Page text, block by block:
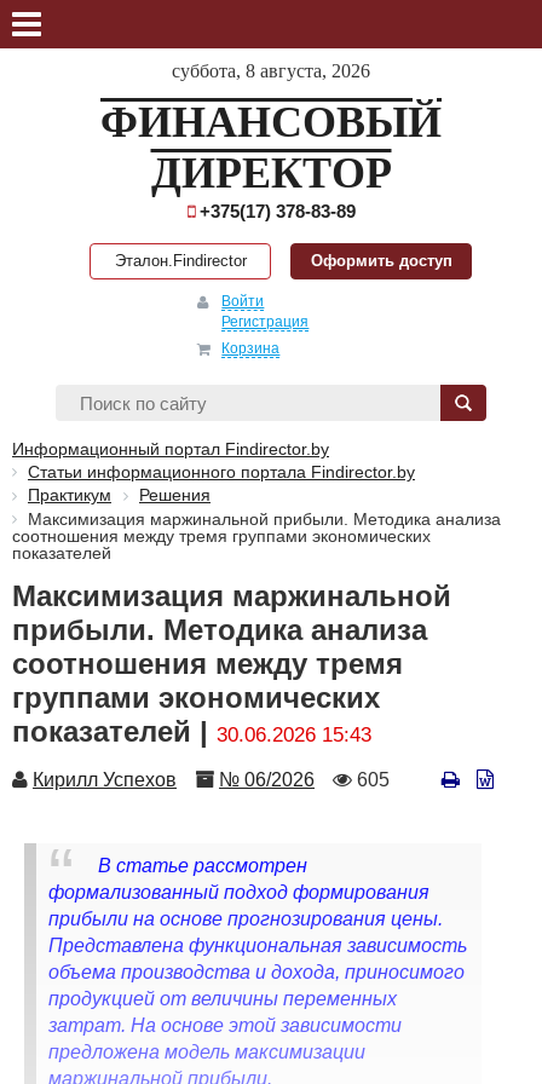
суббота, 8 августа, 2026
ФИНАНСОВЫЙ
ДИРЕКТОР
+375(17) 378-83-89
Эталон.Findirector Оформить доступ
Войти
Регистрация
Корзина
Информационный портал Findirector.by
Статьи информационного портала Findirector.by
Практикум
Решения
Максимизация маржинальной прибыли. Методика анализа
соотношения между тремя группами экономических
показателей
Максимизация маржинальной
прибыли. Методика анализа
соотношения между тремя
группами экономических
показателей | 30.06.2026 15:43
Автор
Кирилл Успехов Номер
№ 06/2026
Количество
605
В статье рассмотрен
формализованный подход формирования
прибыли на основе прогнозирования цены.
Представлена функциональная зависимость
объема производства и дохода, приносимого
продукцией от величины переменных
затрат. На основе этой зависимости
предложена модель максимизации
маржинальной прибыли.